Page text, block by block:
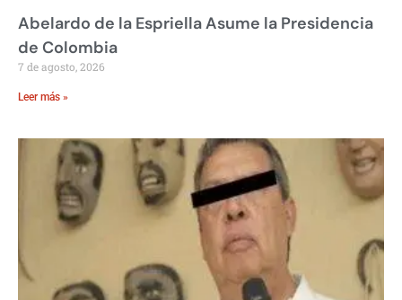
Abelardo de la Espriella Asume la Presidencia
de Colombia
7 de agosto, 2026
Leer más »